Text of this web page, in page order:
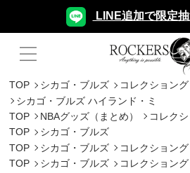
LINE追加で限定
TOP シカゴ・ブルズ
コレクション
シカゴ・ブルズ ハイランド・ミ
TOP
NBAグッズ（まとめ）
コレク
TOP
シカゴ・ブルズ
TOP
シカゴ・ブルズ
コレクション
TOP
シカゴ・ブルズ
コレクション